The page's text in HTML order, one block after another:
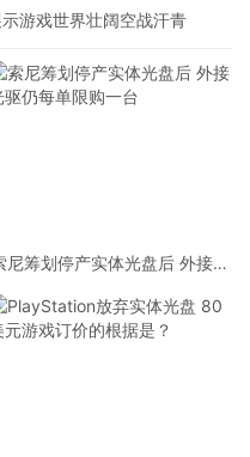
游戏世界壮阔空战汗青
尼筹划停产实体光盘后 外接光